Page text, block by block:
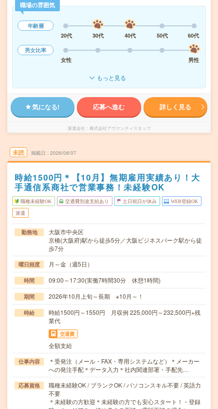
職場の雰囲気
年齢層
20代
30代 40代 50代
60代
男女比率
女性
男性
もっと見る
気になる! 応募へ進む 詳しく見る
派遣会社 株式会社アヴァンティスタッフ
未読 掲載日 2026/08/07
時給1500円＊【10月】無期雇用実績あり！大
手通信系商社で営業事務！未経験OK
職種未経験OK 交通費別途支給あり 土日祝日が休み WEB登録OK
派遣
勤務地
大阪市中央区
京橋(大阪府)駅から徒歩5分／大阪ビジネスパーク駅から徒
歩7分
曜日頻度 月～金（週5日）
時間 09:00～17:30(実働7時間30分 休憩1時間)
期間 2026年10月上旬～長期 ※10月～！
時給
時給1500円～1550円 月収例 225,000円～232,500円+残
業代
交通費
全額支給
仕事内容
＊受発注（メール・FAX・専用システムなど）＊メーカー
への発注手配＊データ入力＊社内関連部署・手配先…
応募資格
職種未経験OK / ブランクOK / パソコンスキル不要 / 英語力
不要
＊未経験の方歓迎＊未経験の方でも安心スタート！・登録